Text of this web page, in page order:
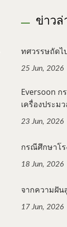
ข่าวล่
ทศวรรษถัดไ
25 Jun, 2026
Eversoon
เครื่องประม
23 Jun, 2026
กรณีศึกษาโร
18 Jun, 2026
จากความฝัน
17 Jun, 2026